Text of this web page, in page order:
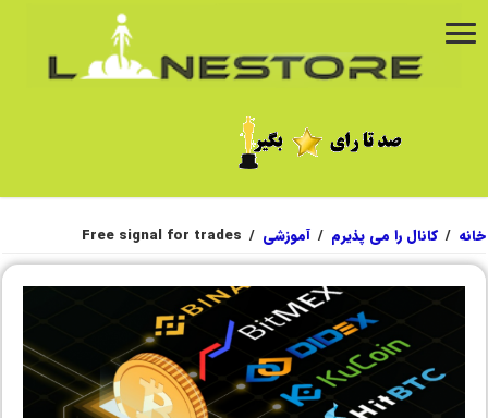
خانه / کانال را می پذیرم / آموزشی /
Free signal for trades